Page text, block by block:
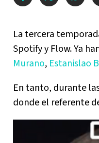
La tercera
Spotify y Flow. Ya
Murano, Estanislao
En tanto, durante
donde el referente